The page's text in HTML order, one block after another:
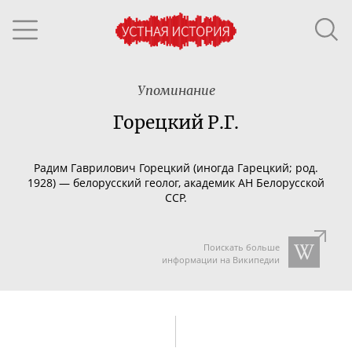
Упоминание
Горецкий Р.Г.
Радим Гаврилович Горецкий (иногда Гарецкий; род.
1928) — белорусский геолог, академик АН Белорусской
ССР.
Поискать больше
информации на Википедии